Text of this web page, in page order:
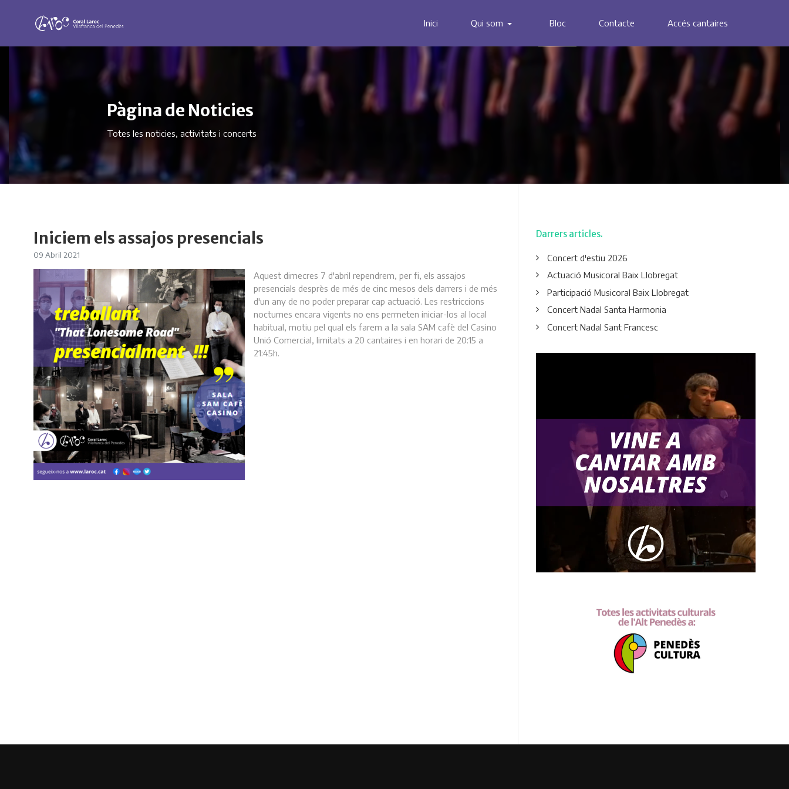
Inici Qui som Bloc Contacte Accés cantaires
Pàgina de Noticies
Totes les noticies, activitats i concerts
Iniciem els assajos presencials
09 Abril 2021
Aquest dimecres 7 d'abril rependrem, per fi, els assajos
presencials desprès de més de cinc mesos dels darrers i de més
d'un any de no poder preparar cap actuació. Les restriccions
nocturnes encara vigents no ens permeten iniciar-los al local
habitual, motiu pel qual els farem a la sala SAM cafè del Casino
Unió Comercial, limitats a 20 cantaires i en horari de 20:15 a
21:45h.
Darrers articles
Concert d'estiu 2026
Actuació Musicoral Baix Llobregat
Participació Musicoral Baix Llobregat
Concert Nadal Santa Harmonia
Concert Nadal Sant Francesc